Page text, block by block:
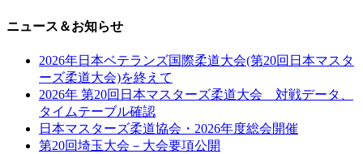
ニュース＆お知らせ
2026年日本ベテランズ国際柔道大会(第20回日本マスタ
ーズ柔道大会)を終えて
2026年 第20回日本マスターズ柔道大会 対戦データ、
タイムテーブル確認
日本マスターズ柔道協会・2026年度総会開催
第20回埼玉大会－大会要項公開